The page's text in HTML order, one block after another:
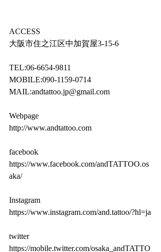
ACCESS
大阪市住之江区中加賀屋3-15-6
TEL:06-6654-9811
MOBILE:090-1159-0714
MAIL:andtattoo.jp@gmail.com
Webpage
http://www.andtattoo.com
facebook
https://www.facebook.com/andTATTOO.os
aka/
Instagram
https://www.instagram.com/and.tattoo/?hl=ja
twitter
https://mobile.twitter.com/osaka_andTATTO